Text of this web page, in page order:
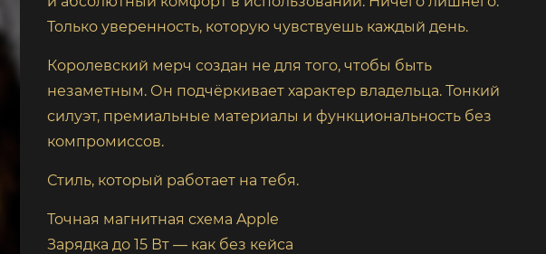
Только уверенность, которую чувствуешь каждый день.
Королевский мерч создан не для того, чтобы быть
незаметным. Он подчёркивает характер владельца. Тонкий
силуэт, премиальные материалы и функциональность без
компромиссов.
Стиль, который работает на тебя.
Точная магнитная схема Apple
Зарядка до 15 Вт — как без кейса